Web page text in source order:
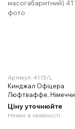
Артикул: 4115/L
Кинджал Офіцера
Люфтваффе,
р. (макет
Ціну уточнюйте
Немає в наявності